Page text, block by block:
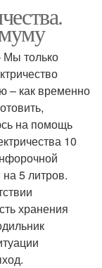
земли
Мы только
– как временно
на помощь
10
5 литров.
хранения